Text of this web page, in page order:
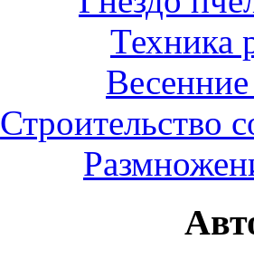
Техника
Строительство